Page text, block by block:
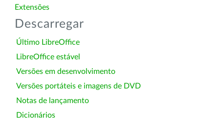
Extensões
Descarregar
Último LibreOffice
LibreOffice estável
Versões em desenvolvimento
Versões portáteis e imagens de DVD
Notas de lançamento
Dicionários